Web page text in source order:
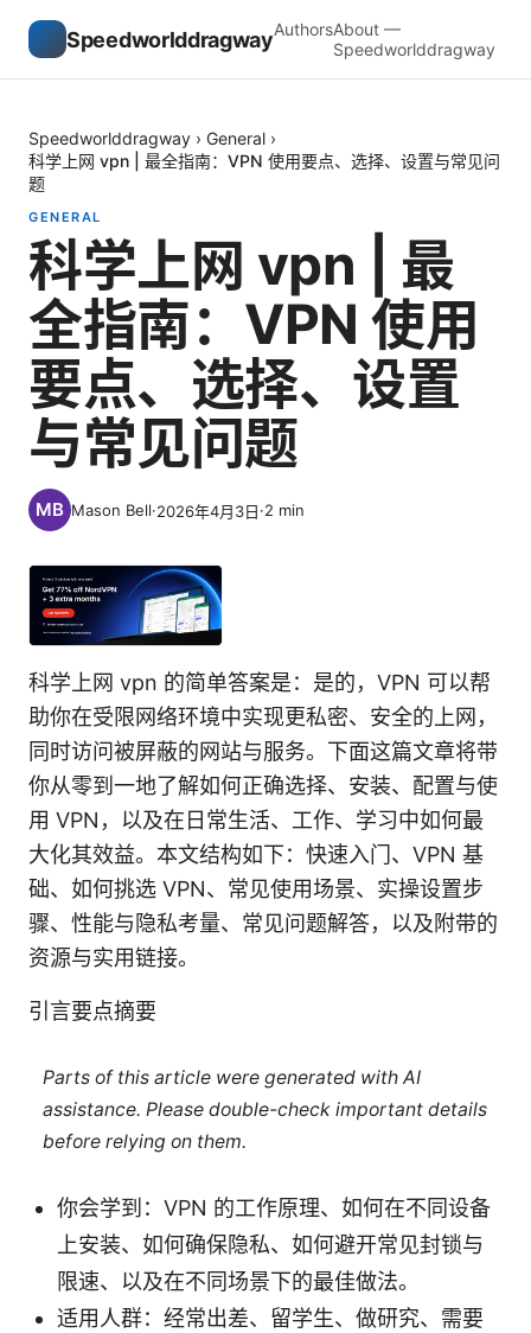
SpeedworlddragwayAuthorsAbout —
Speedworlddragway
Speedworlddragway › General ›
科学上网 vpn | 最全指南：VPN 使用要点、选择、设置与常见问
题
GENERAL
科学上网 vpn | 最
全指南：VPN 使用
要点、选择、设置
与常见问题
Mason Bell·2026年4月3日·2 min
科学上网 vpn 的简单答案是：是的，VPN 可以帮
助你在受限网络环境中实现更私密、安全的上网，
同时访问被屏蔽的网站与服务。下面这篇文章将带
你从零到一地了解如何正确选择、安装、配置与使
用 VPN，以及在日常生活、工作、学习中如何最
大化其效益。本文结构如下：快速入门、VPN 基
础、如何挑选 VPN、常见使用场景、实操设置步
骤、性能与隐私考量、常见问题解答，以及附带的
资源与实用链接。
引言要点摘要
Parts of this article were generated with AI
assistance. Please double-check important details
before relying on them.
你会学到：VPN 的工作原理、如何在不同设备
上安装、如何确保隐私、如何避开常见封锁与
限速、以及在不同场景下的最佳做法。
适用人群：经常出差、留学生、做研究、需要